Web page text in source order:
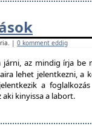
| 0 komment eddig
az mindig írja be
lehet jelentkezni, a
a
kinyissa a labort.